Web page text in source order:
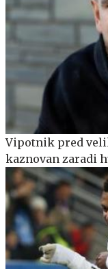
Vipotnik pred
kaznovan zaradi